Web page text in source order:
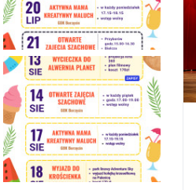
Wakacje z GOK